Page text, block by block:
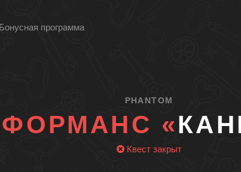
Бонусная программа
PHANTOM
«
Квест закрыт